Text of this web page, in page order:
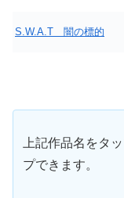
S.W.A.T 闇の標的
上記作品名をタ
プできます。